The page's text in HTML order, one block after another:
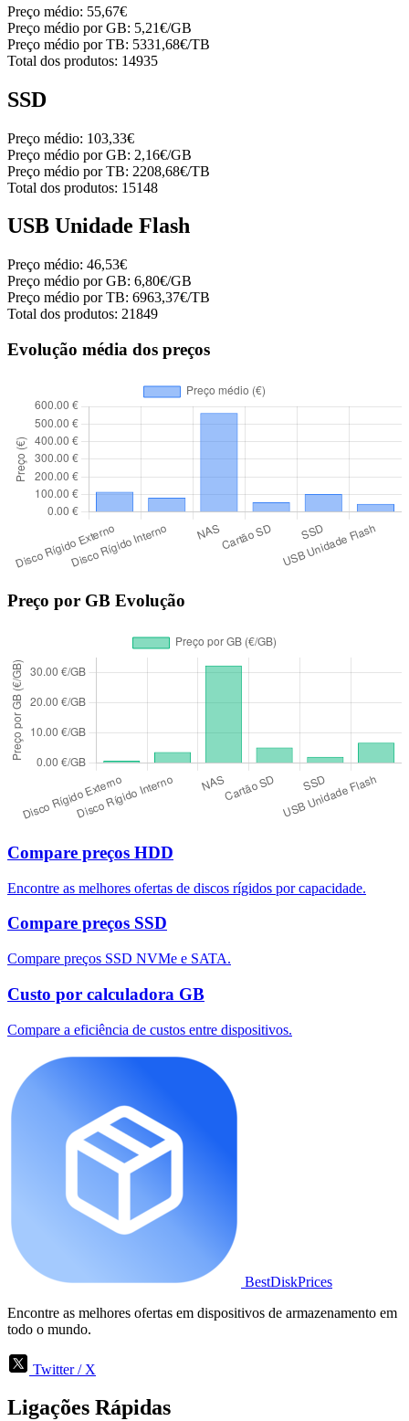
Preço médio: 55,67€
Preço médio por GB: 5,21€/GB
Preço médio por TB: 5331,68€/TB
Total dos produtos: 14935
SSD
Preço médio: 103,33€
Preço médio por GB: 2,16€/GB
Preço médio por TB: 2208,68€/TB
Total dos produtos: 15148
USB Unidade Flash
Preço médio: 46,53€
Preço médio por GB: 6,80€/GB
Preço médio por TB: 6963,37€/TB
Total dos produtos: 21849
Evolução média dos preços
Preço por GB Evolução
Compare preços HDD
Encontre as melhores ofertas de discos rígidos por capacidade.
Compare preços SSD
Compare preços SSD NVMe e SATA.
Custo por calculadora GB
Compare a eficiência de custos entre dispositivos.
BestDiskPrices
Encontre as melhores ofertas em dispositivos de armazenamento em
todo o mundo.
Twitter / X
Ligações Rápidas